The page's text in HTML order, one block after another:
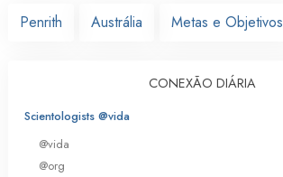
Penrith
Austrália Metas e Objetivos
CONEXÃO DIÁRIA
Scientologists @vida
@vida
@org